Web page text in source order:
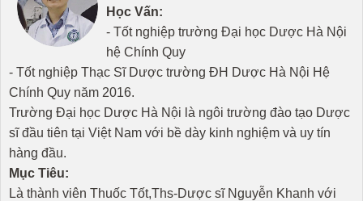
Học Vấn:
- Tốt nghiệp trường Đại học Dược Hà Nội
hệ Chính Quy
- Tốt nghiệp Thạc Sĩ Dược trường ĐH Dược Hà Nội Hệ
Chính Quy năm 2016.
Trường Đại học Dược Hà Nội là ngôi trường đào tạo Dược
sĩ đầu tiên tại Việt Nam với bề dày kinh nghiệm và uy tín
hàng đầu.
Mục Tiêu:
Là thành viên Thuốc Tốt,Ths-Dược sĩ Nguyễn Khanh với